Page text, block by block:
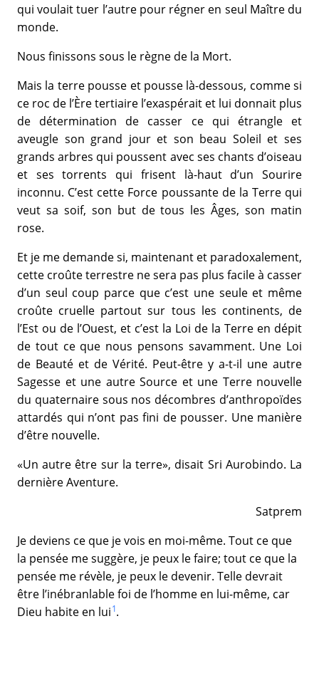
qui voulait tuer l’autre pour régner en seul Maître du
monde.
Nous finissons sous le règne de la Mort.
Mais la terre pousse et pousse là-dessous, comme si
ce roc de l’Ère tertiaire l’exaspérait et lui donnait plus
de détermination de casser ce qui étrangle et
aveugle son grand jour et son beau Soleil et ses
grands arbres qui poussent avec ses chants d’oiseau
et ses torrents qui frisent là-haut d’un Sourire
inconnu. C’est cette Force poussante de la Terre qui
veut sa soif, son but de tous les Âges, son matin
rose.
Et je me demande si, maintenant et paradoxalement,
cette croûte terrestre ne sera pas plus facile à casser
d’un seul coup parce que c’est une seule et même
croûte cruelle partout sur tous les continents, de
l’Est ou de l’Ouest, et c’est la Loi de la Terre en dépit
de tout ce que nous pensons savamment. Une Loi
de Beauté et de Vérité. Peut-être y a-t-il une autre
Sagesse et une autre Source et une Terre nouvelle
du quaternaire sous nos décombres d’anthropoïdes
attardés qui n’ont pas fini de pousser. Une manière
d’être nouvelle.
«Un autre être sur la terre», disait Sri Aurobindo. La
dernière Aventure.
Satprem
Je deviens ce que je vois en moi-même. Tout ce que
la pensée me suggère, je peux le faire; tout ce que la
pensée me révèle, je peux le devenir. Telle devrait
être l’inébranlable foi de l’homme en lui-même, car
Dieu habite en lui1.